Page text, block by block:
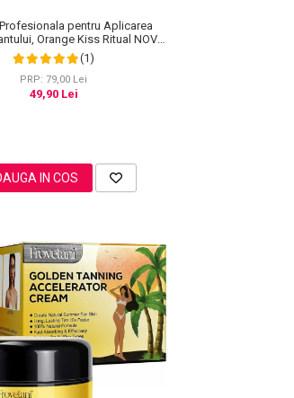
pentru Aplicarea
Orange Kiss Ritual NOVA
KISS®
(1)
PRP: 79,00 Lei
49,90 Lei
IN COS